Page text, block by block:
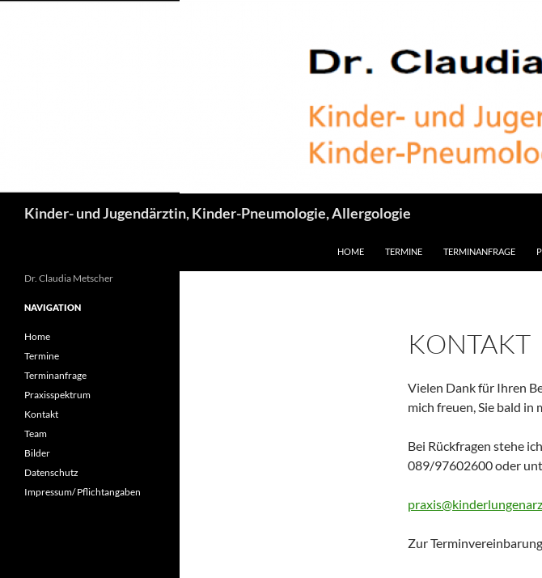
Kinder- und Jugendärztin, Kinder-Pneumologie, Allergologie
HOME
TERMINE TERMINANFRAGE
KONTAKT
Vielen Dank für Ihren
mich freuen, Sie bald
Bei Rückfragen stehe
089/97602600 oder
Zur
Dr. Claudia Metscher
NAVIGATION
Home
Termine
Terminanfrage
Praxisspektrum
Kontakt
Team
Bilder
Datenschutz
Impressum/ Pflichtangaben